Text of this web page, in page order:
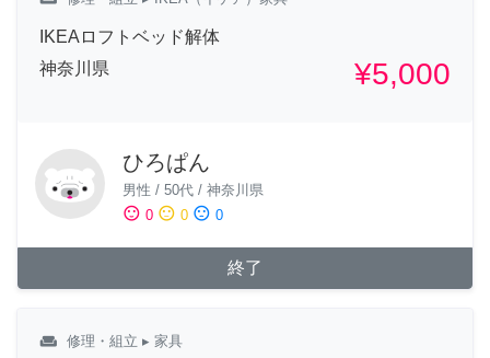
IKEAロフトベッド解体
神奈川県
¥5,000
ひろぱん
男性 / 50代 / 神奈川県
sentiment_satisfied 0 sentiment_neutral 0 sentiment_dissatisfied 0
終了
weekend 修理・組立 ▸ 家具